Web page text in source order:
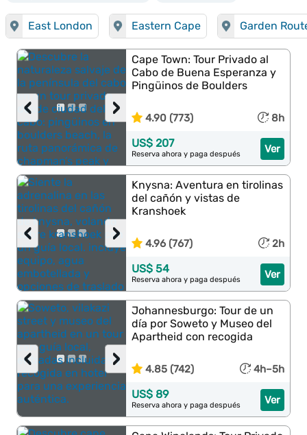
East London Eastern Cape Garden
›
‹
Cape Town: Tour Privado al
Cabo de Buena Esperanza y
Pingüinos de Boulders
4.90 (773) 8h
Ver
US$ 207
Reserva ahora y paga después
›
‹
Knysna: Aventura en tirolinas
del cañón y vistas de
Kranshoek
4.96 (767) 2h
Ver
US$ 54
Reserva ahora y paga después
›
‹
Johannesburgo: Tour de un
día por Soweto y Museo del
Apartheid con recogida
4.85 (742) 4h–5h
Ver
US$ 89
Reserva ahora y paga después